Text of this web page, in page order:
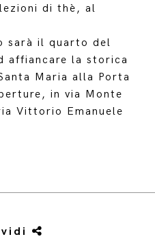
di thè, al
sarà il quarto del
affiancare la storica
Maria alla Porta
in via Monte
Vittorio Emanuele